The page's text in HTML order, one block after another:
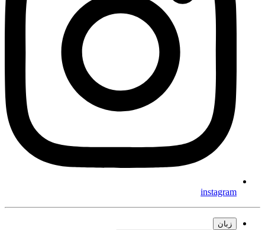
instagram
زبان